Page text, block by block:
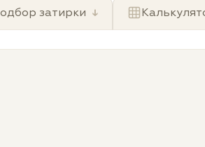
затирки ↓